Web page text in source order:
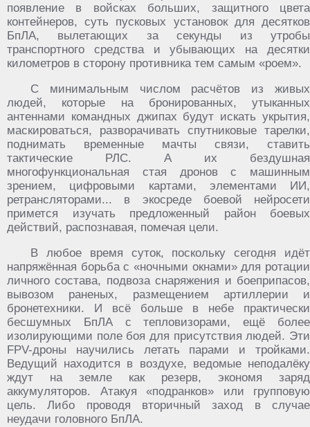
появление в войсках больших, защитного цвета
контейнеров, суть пусковых установок для десятков
БпЛА, вылетающих за секунды из утробы
транспортного средства и убывающих на десятки
километров в сторону противника тем самым «роем».
С минимальным числом расчётов из живых
людей, которые на бронированных, утыканных
антеннами командных джипах будут искать укрытия,
маскироваться, разворачивать спутниковые тарелки,
поднимать временные мачты связи, ставить
тактические РЛС. А их бездушная
многофункциональная стая дронов с машинным
зрением, цифровыми картами, элементами ИИ,
ретрансляторами... в экосреде боевой нейросети
примется изучать предложенный район боевых
действий, распознавая, помечая цели.
В любое время суток, поскольку сегодня идёт
напряжённая борьба с «ночными окнами» для ротации
личного состава, подвоза снаряжения и боеприпасов,
вывозом раненых, размещением артиллерии и
бронетехники. И всё больше в небе практически
бесшумных БпЛА с тепловизорами, ещё более
изолирующими поле боя для присутствия людей. Эти
FPV-дроны научились летать парами и тройками.
Ведущий находится в воздухе, ведомые неподалёку
ждут на земле как резерв, экономя заряд
аккумуляторов. Атакуя «подранков» или групповую
цель. Либо проводя вторичный заход в случае
неудачи головного БпЛА.